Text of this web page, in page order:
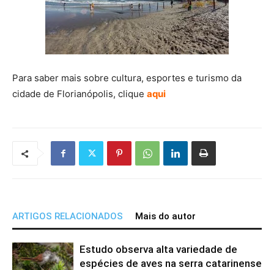
Para saber mais sobre cultura, esportes e turismo da
cidade de Florianópolis, clique aqui
ARTIGOS RELACIONADOS Mais do autor
Estudo observa alta variedade de
espécies de aves na serra catarinense